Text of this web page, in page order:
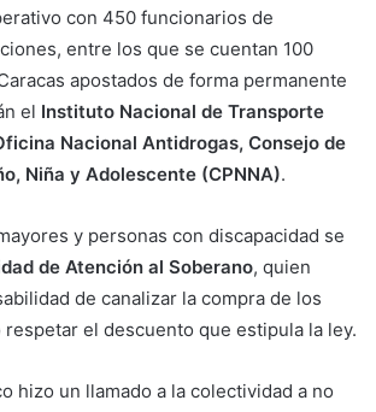
con 450 funcionarios de
entre los que se cuentan 100
apostados de forma permanente
el Instituto Nacional de Transporte
Nacional Antidrogas, Consejo de
Niña y Adolescente (CPNNA).
y personas con discapacidad se
de Atención al Soberano, quien
de canalizar la compra de los
el descuento que estipula la ley.
hizo un llamado a la colectividad a no